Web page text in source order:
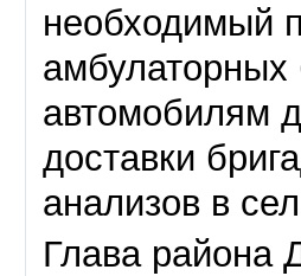
необходимый
автомобилям
доставки
анализов в
Глава района